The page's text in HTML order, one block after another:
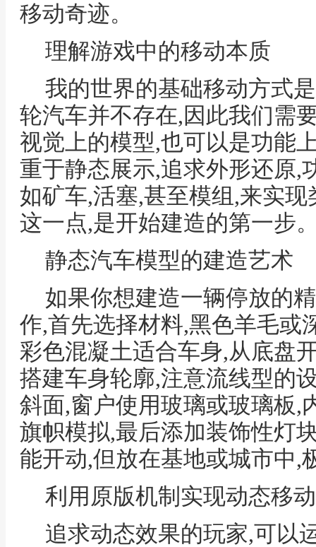
移动奇迹。
理解游戏中的移动本质
我的世界的基础移动方式
轮汽车并不存在,因此我们需
视觉上的模型,也可以是功能
重于静态展示,追求外形还原,
如矿车,活塞,甚至模组,来实
这一点,是开始建造的第一步
静态汽车模型的建造艺术
如果你想建造一辆停放的
作,首先选择材料,黑色羊毛或
彩色混凝土适合车身,从底盘
搭建车身轮廓,注意流线型的
斜面,窗户使用玻璃或玻璃板,
旗帜模拟,最后添加装饰性灯
能开动,但放在基地或城市中,
利用原版机制实现动态移动
追求动态效果的玩家,可以